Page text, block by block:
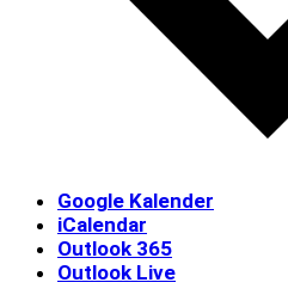
Google Kalender
iCalendar
Outlook 365
Outlook Live